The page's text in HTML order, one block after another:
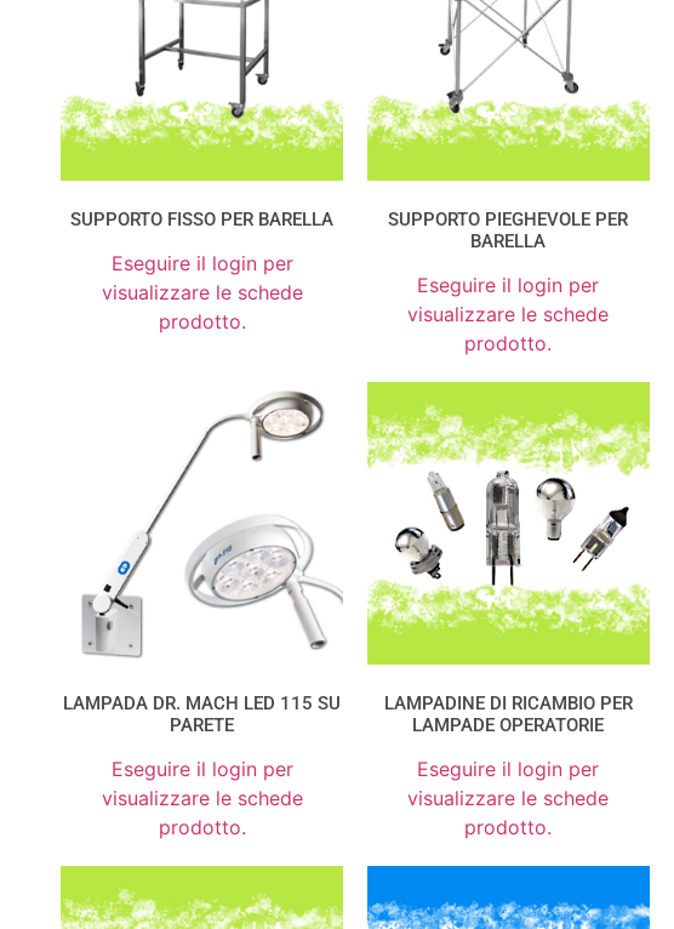
SUPPORTO FISSO PER BARELLA
Eseguire il login per
visualizzare le schede
prodotto.
SUPPORTO PIEGHEVOLE PER
BARELLA
Eseguire il login per
visualizzare le schede
prodotto.
LAMPADA DR. MACH LED 115 SU
PARETE
Eseguire il login per
visualizzare le schede
prodotto.
LAMPADINE DI RICAMBIO PER
LAMPADE OPERATORIE
Eseguire il login per
visualizzare le schede
prodotto.